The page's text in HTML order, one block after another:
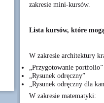
zakresie mini-kursów.
Lista kursów, które
W zakresie architektury
„Przygotowanie portfolio”
„Rysunek odręczny”
„Rysunek odręczny dla
W zakresie matematyki: